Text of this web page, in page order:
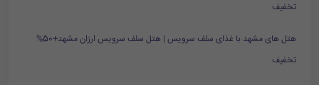
تخفیف
هتل های مشهد با غذای سلف سرویس | هتل سلف سرویس ارزان مشهد+50%
تخفیف